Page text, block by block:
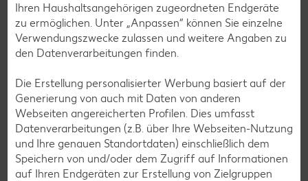
Geflügel-Rezepte
Lamm-Rezepte
Grill-Rezepte
Muffin-Rezepte
Apfelkuchen-Rezepte
Schokokuchen-Rezepte
Torten-Rezepte
Ihren Haushaltsangehörigen zugeordneten Endgeräte
zu ermöglichen. Unter „Anpassen“ können Sie einzelne
Verwendungszwecke zulassen und weitere Angaben zu
den Datenverarbeitungen finden.
Die Erstellung personalisierter Werbung basiert auf der
Generierung von auch mit Daten von anderen
Webseiten angereicherten Profilen. Dies umfasst
Datenverarbeitungen (z.B. über Ihre Webseiten-Nutzung
und Ihre genauen Standortdaten) einschließlich dem
Speichern von und/oder dem Zugriff auf Informationen
auf Ihren Endgeräten zur Erstellung von Zielgruppen